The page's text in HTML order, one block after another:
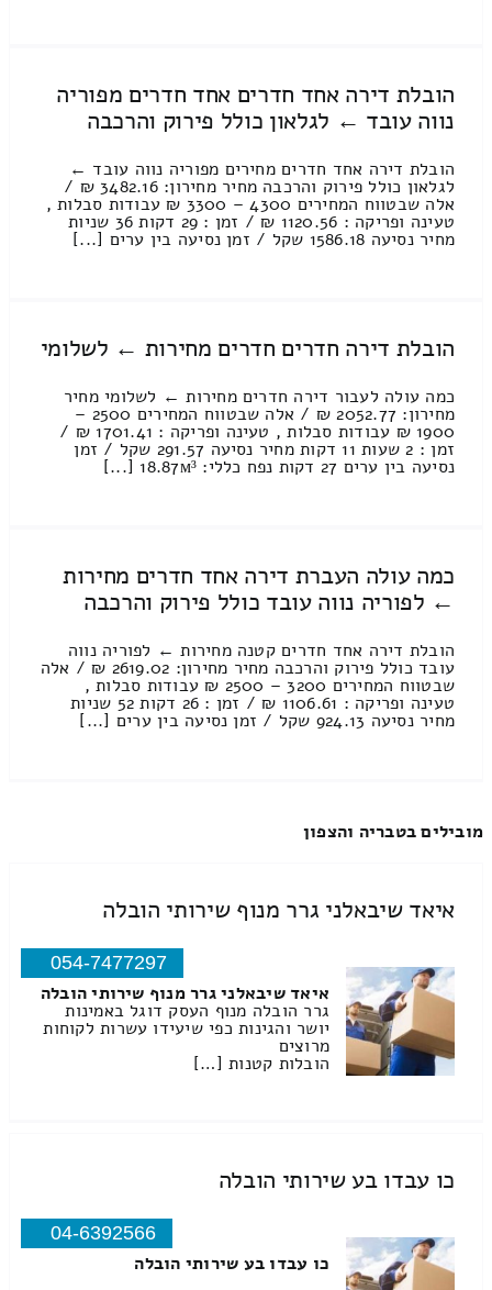
הובלת דירה אחד חדרים אחד חדרים מפוריה
נווה עובד ← לגלאון כולל פירוק והרכבה
הובלת דירה אחד חדרים מחירים מפוריה נווה עובד ←
לגלאון כולל פירוק והרכבה מחיר מחירון: 3482.16 ₪ /
אלה שבטווח המחירים 4300 – 3300 ₪ עבודות סבלות ,
טעינה ופריקה : 1120.56 ₪ / זמן : 29 דקות 36 שניות
מחיר נסיעה 1586.18 שקל / זמן נסיעה בין ערים [...]
הובלת דירה חדרים חדרים מחירות ← לשלומי
כמה עולה לעבור דירה חדרים מחירות ← לשלומי מחיר
מחירון: 2052.77 ₪ / אלה שבטווח המחירים 2500 –
1900 ₪ עבודות סבלות , טעינה ופריקה : 1701.41 ₪ /
זמן : 2 שעות 11 דקות מחיר נסיעה 291.57 שקל / זמן
נסיעה בין ערים 27 דקות נפח כללי: 18.87м³ [...]
כמה עולה העברת דירה אחד חדרים מחירות
← לפוריה נווה עובד כולל פירוק והרכבה
הובלת דירה אחד חדרים קטנה מחירות ← לפוריה נווה
עובד כולל פירוק והרכבה מחיר מחירון: 2619.02 ₪ / אלה
שבטווח המחירים 3200 – 2500 ₪ עבודות סבלות ,
טעינה ופריקה : 1106.61 ₪ / זמן : 26 דקות 52 שניות
מחיר נסיעה 924.13 שקל / זמן נסיעה בין ערים [...]
מובילים בטבריה והצפון
איאד שיבאלני גרר מנוף שירותי הובלה
054-7477297
איאד שיבאלני גרר מנוף שירותי הובלה
גרר הובלה מנוף העסק דוגל באמינות
יושר והגינות כפי שיעידו עשרות לקוחות
מרוצים
הובלות קטנות […]
כו עבדו בע שירותי הובלה
04-6392566
כו עבדו בע שירותי הובלה